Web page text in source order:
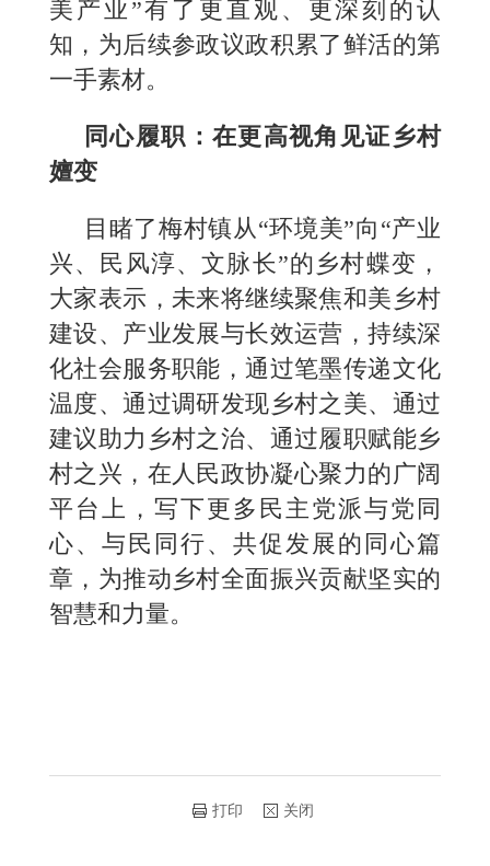
美产业”有了更直观、更深刻的认
知，为后续参政议政积累了鲜活的第
一手素材。
同心履职：在更高视角见证乡村
嬗变
目睹了梅村镇从“环境美”向“产业
兴、民风淳、文脉长”的乡村蝶变，
大家表示，未来将继续聚焦和美乡村
建设、产业发展与长效运营，持续深
化社会服务职能，通过笔墨传递文化
温度、通过调研发现乡村之美、通过
建议助力乡村之治、通过履职赋能乡
村之兴，在人民政协凝心聚力的广阔
平台上，写下更多民主党派与党同
心、与民同行、共促发展的同心篇
章，为推动乡村全面振兴贡献坚实的
智慧和力量。
打印 关闭